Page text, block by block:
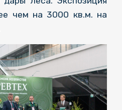
чем на 3000 кв.м. на